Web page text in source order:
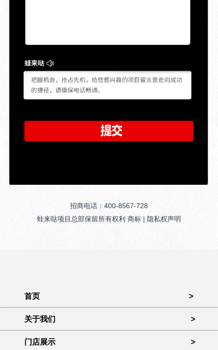
招商电话：400-8567-728
蛙来哒项目总部保留所有权利 商标 | 隐私权声明
首页 >
关于我们 >
门店展示 >